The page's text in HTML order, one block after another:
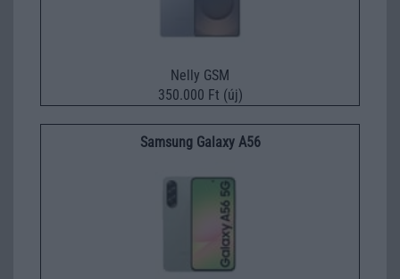
Nelly GSM
350.000 Ft (új)
Samsung Galaxy A56